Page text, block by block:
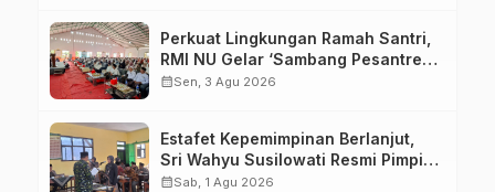
Perkuat Lingkungan Ramah Santri,
RMI NU Gelar ‘Sambang Pesantren’
di Pati
calendar_monthSen, 3 Agu 2026
Estafet Kepemimpinan Berlanjut,
Sri Wahyu Susilowati Resmi Pimpin
MTs Ma’arif Sapuran
calendar_monthSab, 1 Agu 2026